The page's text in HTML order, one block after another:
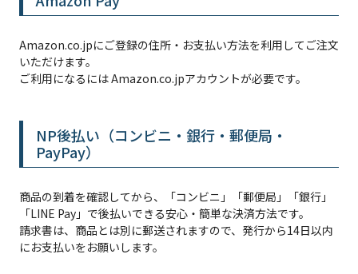
Amazon.co.jpにご登録の住所・お支払い方法を利用してご注文
いただけます。
ご利用になるには Amazon.co.jpアカウントが必要です。
NP後払い（コンビニ・銀行・郵便局・
PayPay）
商品の到着を確認してから、「コンビニ」「郵便局」「銀行」
「LINE Pay」で後払いできる安心・簡単な決済方法です。
請求書は、商品とは別に郵送されますので、発行から14日以内
にお支払いをお願いします。